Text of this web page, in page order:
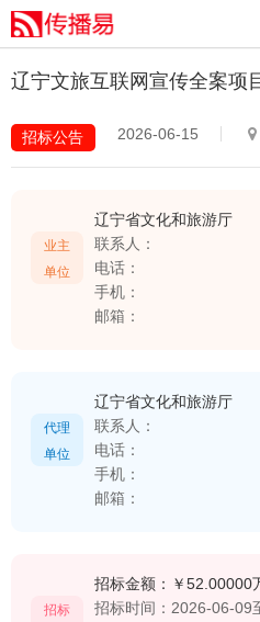
辽宁文旅互联网宣传全案项
招标公告 2026-06-15
业主
单位
辽宁省文化和旅游厅
联系人：
电话：
手机：
邮箱：
代理
单位
辽宁省文化和旅游厅
联系人：
电话：
手机：
邮箱：
招标
招标金额： ￥52.00000
招标时间： 2026-06-09